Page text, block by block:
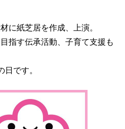
に紙芝居を作成、上演。
指す伝承活動、子育て支援も
です。